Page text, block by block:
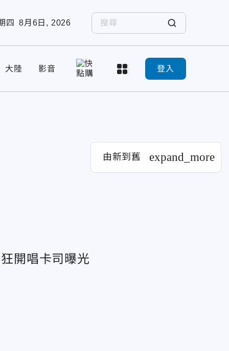
四 8月6日, 2026
大陸 影音 登入
由新到舊 expand_more
開唱卡司曝光